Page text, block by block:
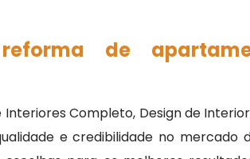
de
Completo, Design de
e credibilidade no mercado